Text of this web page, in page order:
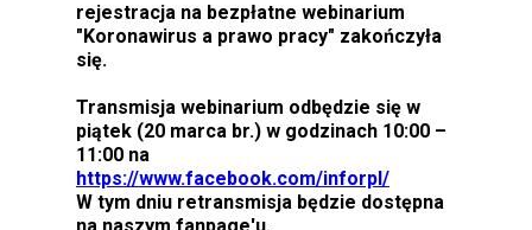
rejestracja na bezpłatne webinarium
"Koronawirus a prawo pracy" zakończyła
się.
Transmisja webinarium odbędzie się w
piątek (20 marca br.) w godzinach 10:00 –
11:00 na
https://www.facebook.com/inforpl/
W tym dniu retransmisja będzie dostępna